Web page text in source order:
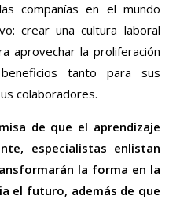
compañías en el mundo
crear una cultura laboral
aprovechar la proliferación
tanto para sus
colaboradores.
de que el aprendizaje
especialistas enlistan
la forma en la
el futuro, además de que